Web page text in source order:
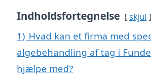
Indholdsfortegnelse skjul
1) Hvad kan et firma med
algebehandling af tag i
hjælpe med?